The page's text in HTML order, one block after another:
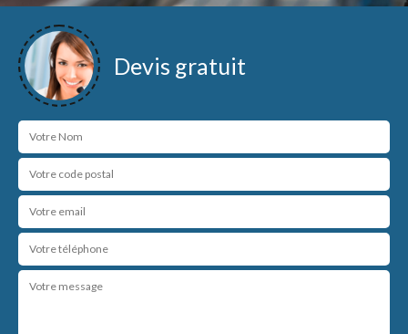
Devis gratuit